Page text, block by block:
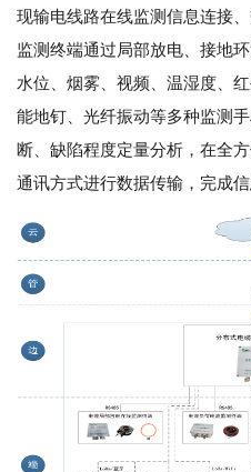
现输电线路在线监测信息连接
监测终端通过局部放电、接地
水位、烟雾、视频、温湿度、
能地钉、光纤振动等多种监测
断、缺陷程度定量分析，在全
通讯方式进行数据传输，完成信